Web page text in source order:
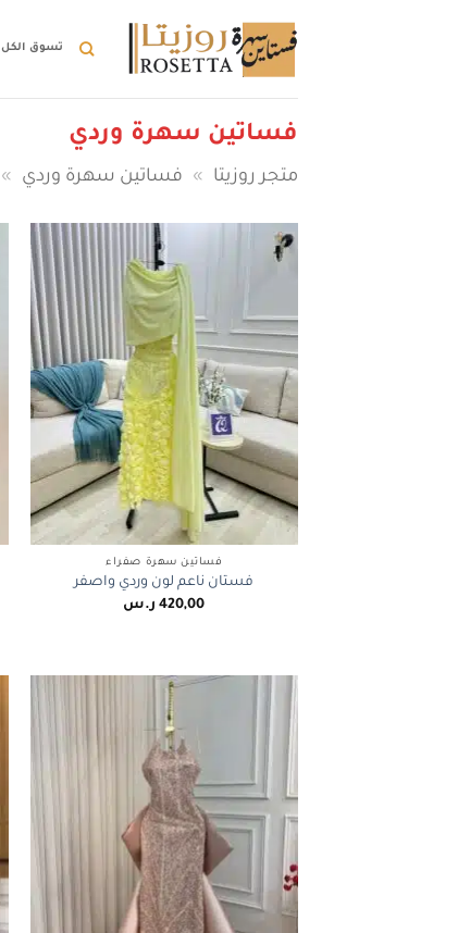
تسوق الكل
فساتين سهرة وردي
متجر روزيتا » فساتين سهرة وردي »
فساتين سهرة صفراء
فستان ناعم لون وردي واصفر
420,00 ر.س